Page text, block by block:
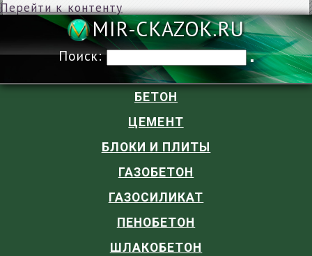
Перейти к контенту
MIR-
Поиск:
БЕТОН
ЦЕМЕНТ
БЛОКИ И ПЛИТЫ
ГАЗОБЕТОН
ГАЗОСИЛИКАТ
ПЕНОБЕТОН
ШЛАКОБЕТОН